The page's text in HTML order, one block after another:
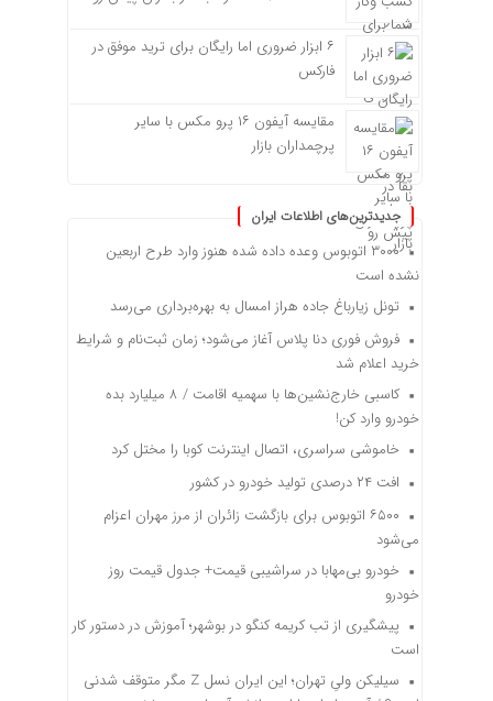
۶ ابزار ضروری اما رایگان برای ترید موفق در
فارکس
مقایسه آیفون ۱۶ پرو مکس با سایر
پرچمداران بازار
جدیدترین‌های اطلاعات ایران
۳۰۰۰ اتوبوس وعده داده شده هنوز وارد طرح اربعین
نشده است
تونل زیارباغ جاده هراز امسال به بهره‌برداری می‌رسد
فروش فوری دنا پلاس آغاز می‌شود؛ زمان ثبت‌نام و شرایط
خرید اعلام شد
کاسبی خارج‌نشین‌ها با سهمیه اقامت / ۸ میلیارد بده
خودرو وارد کن!
خاموشی سراسری، اتصال اینترنت کوبا را مختل کرد
افت ۲۴ درصدی تولید خودرو در کشور
۶۵۰۰ اتوبوس برای بازگشت زائران از مرز مهران اعزام
می‌شود
خودرو بی‌مهابا در سراشیبی قیمت+ جدول قیمت روز
خودرو
پیشگیری از تب کریمه کنگو در بوشهر؛ آموزش در دستور کار
است
سیلیکن ولیِ تهران؛ این ایران نسل Z مگر متوقف شدنی